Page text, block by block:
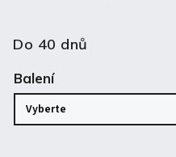
Do 40 dnů
Balení